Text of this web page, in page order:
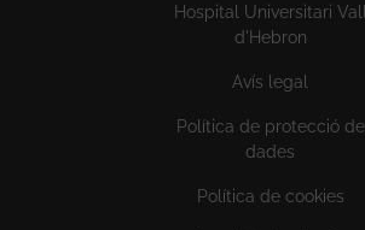
Hospital Universitari Vall
d'Hebron
Avís legal
Política de protecció de
dades
Política de cookies